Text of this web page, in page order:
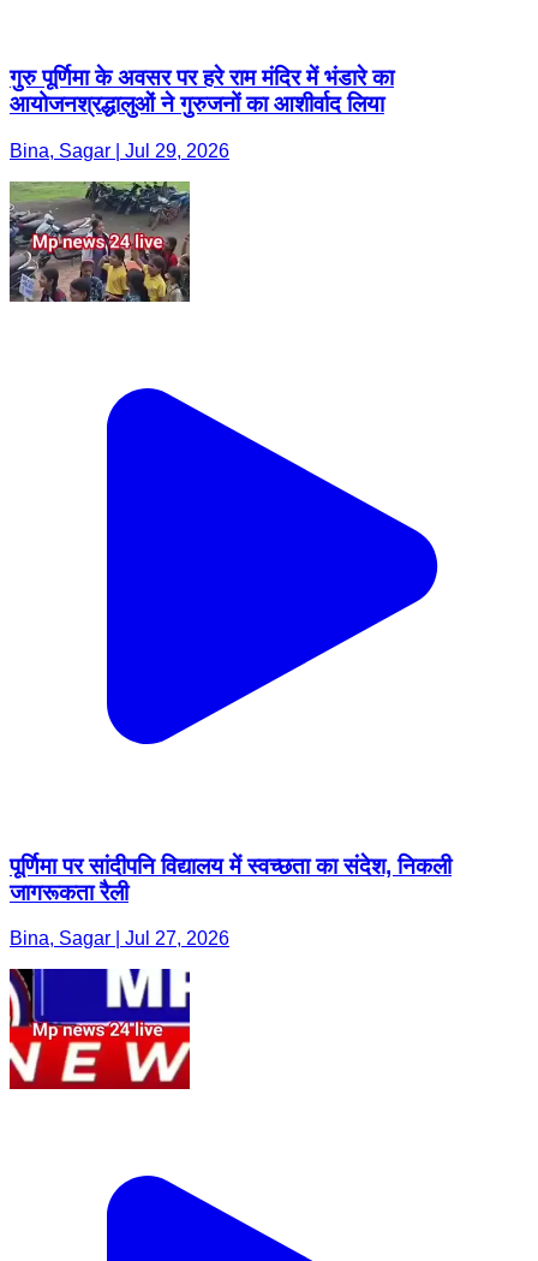
गुरु पूर्णिमा के अवसर पर हरे राम मंदिर में भंडारे का
आयोजनश्रद्धालुओं ने गुरुजनों का आशीर्वाद लिया
Bina, Sagar | Jul 29, 2026
पूर्णिमा पर सांदीपनि विद्यालय में स्वच्छता का संदेश, निकली
जागरूकता रैली
Bina, Sagar | Jul 27, 2026